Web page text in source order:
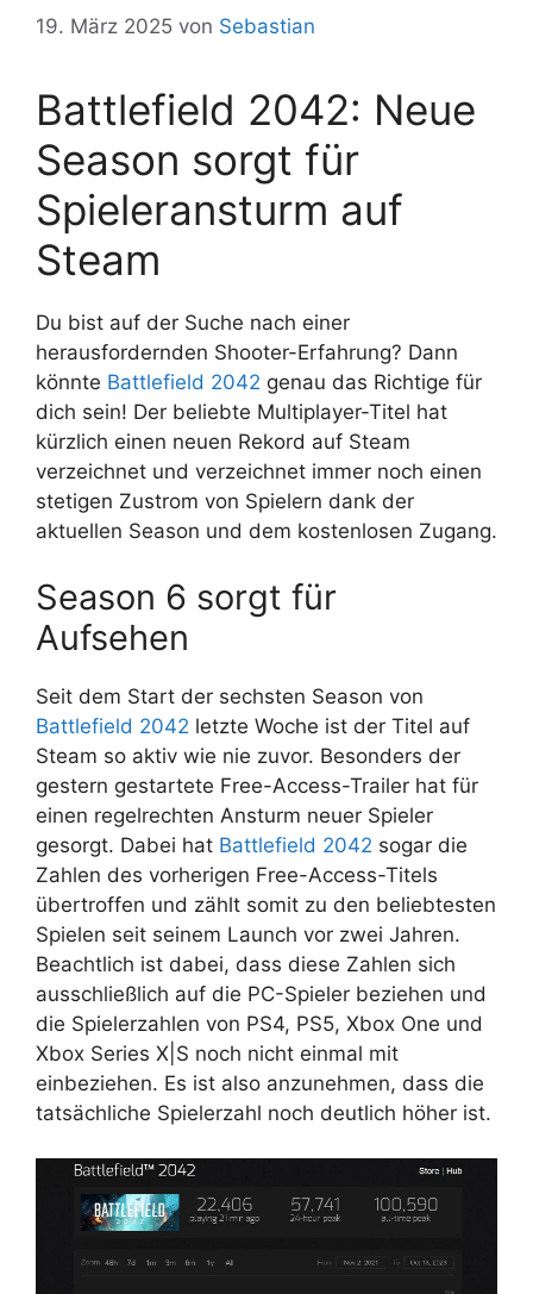
19. März 2025 von Sebastian
Battlefield 2042: Neue
Season sorgt für
Spieleransturm auf
Steam
Du bist auf der Suche nach einer
herausfordernden Shooter-Erfahrung? Dann
könnte Battlefield 2042 genau das Richtige für
dich sein! Der beliebte Multiplayer-Titel hat
kürzlich einen neuen Rekord auf Steam
verzeichnet und verzeichnet immer noch einen
stetigen Zustrom von Spielern dank der
aktuellen Season und dem kostenlosen Zugang.
Season 6 sorgt für
Aufsehen
Seit dem Start der sechsten Season von
Battlefield 2042 letzte Woche ist der Titel auf
Steam so aktiv wie nie zuvor. Besonders der
gestern gestartete Free-Access-Trailer hat für
einen regelrechten Ansturm neuer Spieler
gesorgt. Dabei hat Battlefield 2042 sogar die
Zahlen des vorherigen Free-Access-Titels
übertroffen und zählt somit zu den beliebtesten
Spielen seit seinem Launch vor zwei Jahren.
Beachtlich ist dabei, dass diese Zahlen sich
ausschließlich auf die PC-Spieler beziehen und
die Spielerzahlen von PS4, PS5, Xbox One und
Xbox Series X|S noch nicht einmal mit
einbeziehen. Es ist also anzunehmen, dass die
tatsächliche Spielerzahl noch deutlich höher ist.